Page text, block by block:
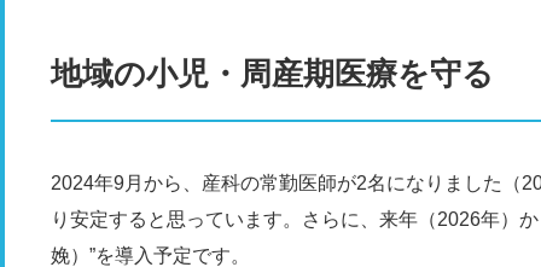
地域の小児・周産期医療を守る
2024年9月から、産科の常勤医師が2名になりました（
り安定すると思っています。さらに、来年（2026年）
娩）”を導入予定です。